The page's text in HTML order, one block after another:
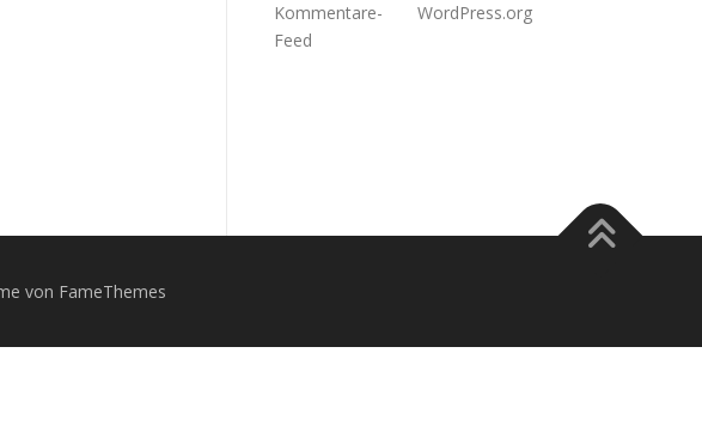
Kommentare-
Feed
WordPress.org
von FameThemes